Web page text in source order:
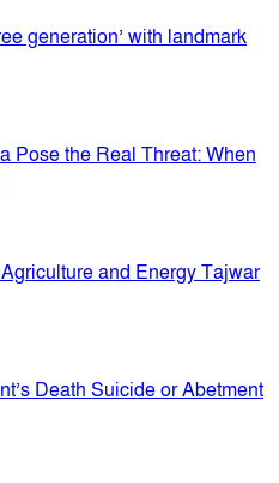
generation’ with landmark
Pose the Real Threat: When
and Energy Tajwar
Death Suicide or Abetment